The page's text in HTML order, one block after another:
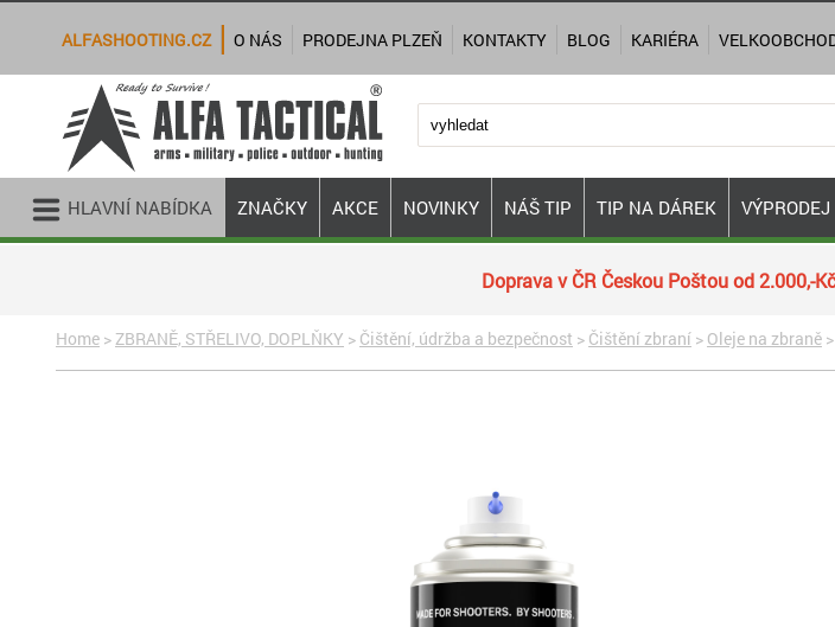
Doprava v ČR Českou Poštou od 2.000,-
Home > ZBRANĚ, STŘELIVO, DOPLŇKY > Čištění, údržba a bezpečnost > Čištění zbraní > Oleje na zbraně >
HLAVNÍ NABÍDKA ZNAČKY AKCE NOVINKY NÁŠ TIP TIP NA DÁREK VÝPRODEJ
ALFASHOOTING.CZ O NÁS PRODEJNA PLZEŇ KONTAKTY BLOG KARIÉRA